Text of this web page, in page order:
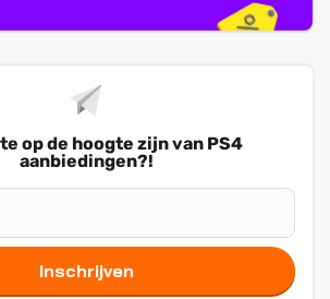
op de hoogte zijn van PS4
aanbiedingen?!
Inschrijven